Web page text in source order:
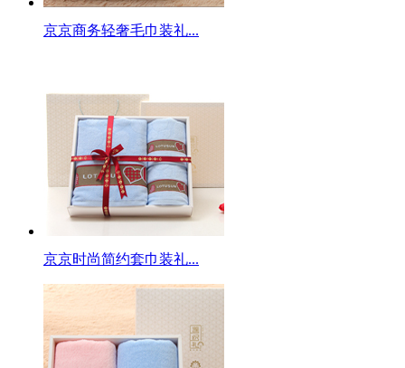
京京商务轻奢毛巾装礼...
京京时尚简约套巾装礼...